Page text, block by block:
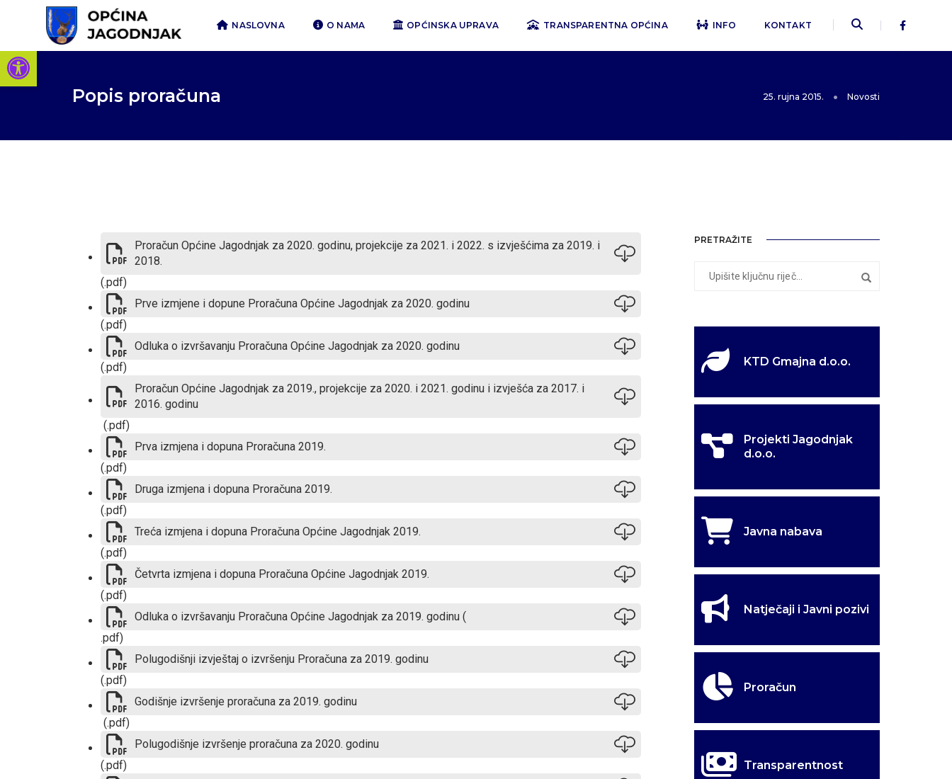
Open toolbar
NASLOVNA O NAMA OPĆINSKA UPRAVA TRANSPARENTNA OPĆINA INFO KONTAKT
Popis proračuna 25. rujna 2015. Novosti
Proračun Općine Jagodnjak za 2020. godinu, projekcije za 2021. i 2022. s izvješćima za 2019. i
2018.
(.pdf)
Prve izmjene i dopune Proračuna Općine Jagodnjak za 2020. godinu
(.pdf)
Odluka o izvršavanju Proračuna Općine Jagodnjak za 2020. godinu
(.pdf)
Proračun Općine Jagodnjak za 2019., projekcije za 2020. i 2021. godinu i izvješća za 2017. i
2016. godinu
(.pdf)
Prva izmjena i dopuna Proračuna 2019.
(.pdf)
Druga izmjena i dopuna Proračuna 2019.
(.pdf)
Treća izmjena i dopuna Proračuna Općine Jagodnjak 2019.
(.pdf)
Četvrta izmjena i dopuna Proračuna Općine Jagodnjak 2019.
(.pdf)
Odluka o izvršavanju Proračuna Općine Jagodnjak za 2019. godinu (
.pdf)
Polugodišnji izvještaj o izvršenju Proračuna za 2019. godinu
(.pdf)
Godišnje izvršenje proračuna za 2019. godinu
(.pdf)
Polugodišnje izvršenje proračuna za 2020. godinu
(.pdf)
PRETRAŽITE
KTD Gmajna d.o.o.
Projekti Jagodnjak
d.o.o.
Javna nabava
Natječaji i Javni pozivi
Proračun
Transparentnost